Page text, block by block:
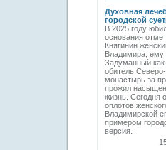
Духовная
городской
В 2025 году
основания
Княгинин
Владимира, ему
Задуманный как
обитель
монастырь за
прожил
жизнь. Сегодня
оплотов
Владимирской
примером
версия.